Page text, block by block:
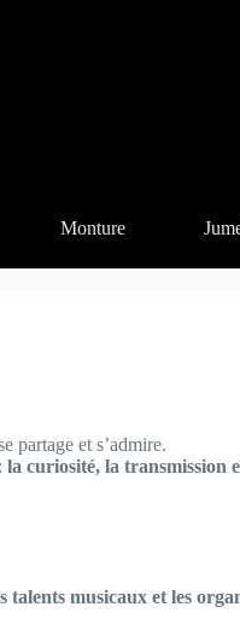
Monture
partage et s’admire.
la curiosité, la transmission
talents musicaux et les